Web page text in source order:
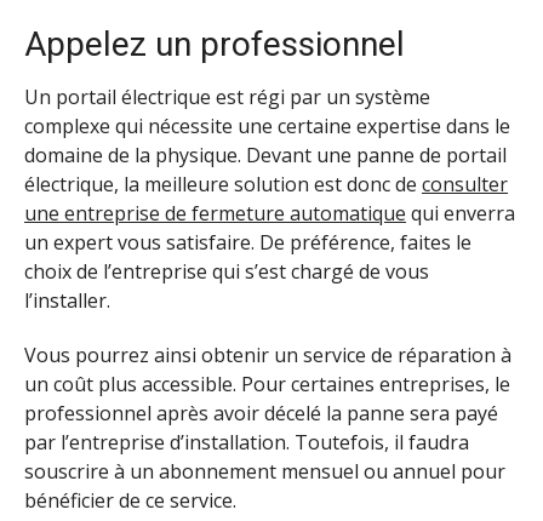
Appelez un professionnel
Un portail électrique est régi par un système
complexe qui nécessite une certaine expertise dans le
domaine de la physique. Devant une panne de portail
électrique, la meilleure solution est donc de consulter
une entreprise de fermeture automatique qui enverra
un expert vous satisfaire. De préférence, faites le
choix de l’entreprise qui s’est chargé de vous
l’installer.
Vous pourrez ainsi obtenir un service de réparation à
un coût plus accessible. Pour certaines entreprises, le
professionnel après avoir décelé la panne sera payé
par l’entreprise d’installation. Toutefois, il faudra
souscrire à un abonnement mensuel ou annuel pour
bénéficier de ce service.